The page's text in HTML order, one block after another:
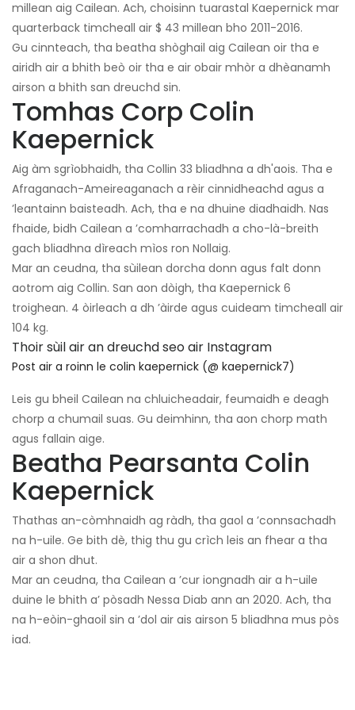
millean aig Cailean. Ach, choisinn tuarastal Kaepernick mar
quarterback timcheall air $ 43 millean bho 2011-2016.
Gu cinnteach, tha beatha shòghail aig Cailean oir tha e
airidh air a bhith beò oir tha e air obair mhòr a dhèanamh
airson a bhith san dreuchd sin.
Tomhas Corp Colin
Kaepernick
Aig àm sgrìobhaidh, tha Collin 33 bliadhna a dh'aois. Tha e
Afraganach-Ameireaganach a rèir cinnidheachd agus a
’leantainn baisteadh. Ach, tha e na dhuine diadhaidh. Nas
fhaide, bidh Cailean a ’comharrachadh a cho-là-breith
gach bliadhna dìreach mìos ron Nollaig.
Mar an ceudna, tha sùilean dorcha donn agus falt donn
aotrom aig Collin. San aon dòigh, tha Kaepernick 6
troighean. 4 òirleach a dh ’àirde agus cuideam timcheall air
104 kg.
Thoir sùil air an dreuchd seo air Instagram
Post air a roinn le colin kaepernick (@ kaepernick7)
Leis gu bheil Cailean na chluicheadair, feumaidh e deagh
chorp a chumail suas. Gu deimhinn, tha aon chorp math
agus fallain aige.
Beatha Pearsanta Colin
Kaepernick
Thathas an-còmhnaidh ag ràdh, tha gaol a ’connsachadh
na h-uile. Ge bith dè, thig thu gu crìch leis an fhear a tha
air a shon dhut.
Mar an ceudna, tha Cailean a ’cur iongnadh air a h-uile
duine le bhith a’ pòsadh Nessa Diab ann an 2020. Ach, tha
na h-eòin-ghaoil ​​sin a ’dol air ais airson 5 bliadhna mus pòs
iad.